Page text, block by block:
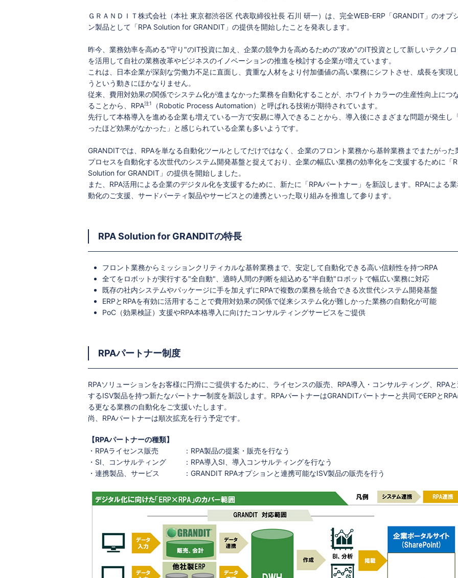
ＧＲＡＮＤＩＴ株式会社（本社 東京都渋谷区 代表取締役社長 石川 研一）は、完全WEB-ERP「GRANDIT」のオプ
ン製品として「RPA Solution for GRANDIT」の提供を開始したことを発表します。
昨今、業務効率を高める"守り"のIT投資に加え、企業の競争力を高めるための"攻め"のIT投資として新しいテクノ
を活用して自社の業務改革やビジネスのイノベーションの推進を検討する企業が増えています。
これは、日本企業が深刻な労働力不足に直面し、貴重な人材をより付加価値の高い業務にシフトさせ、成長を実現
うという動きにほかなりません。
従来、費用対効果の関係でシステム化が進まなかった業務を自動化することが、ホワイトカラーの生産性向上につ
ることから、RPA注1
（Robotic Process Automation）と呼ばれる技術が期待されています。
先行して本格導入を進める企業も増えている一方で安易に導入できることから、導入後にさまざまな問題が発生し
ったほど効果がなかった」と感じられている企業も多いようです。
GRANDITでは、RPAを単なる自動化ツールとしてだけではなく、企業のフロント業務から基幹業務までまたがった
プロセスを自動化する次世代のシステム開発基盤と捉えており、企業の幅広い業務の効率化をご支援するために「
Solution for GRANDIT」の提供を開始しました。
また、RPA活用による企業のデジタル化を支援するために、新たに「RPAパートナー」を新設します。RPAによる
動化のご支援、サードパーティ製品やサービスとの連携といった取り組みを推進して参ります。
RPA Solution for GRANDITの特長
フロント業務からミッションクリティカルな基幹業務まで、安定して自動化できる高い信頼性を持つRPA
全てをロボットが実行する"全自動"、適時人間の判断を組込める"半自動"ロボットで幅広い業務に対応
既存の社内システムやパッケージに手を加えずにRPAで複数の業務を統合できる次世代システム開発基盤
ERPとRPAを有効に活用することで費用対効果の関係で従来システム化が難しかった業務の自動化が可能
PoC（効果検証）支援やRPA本格導入に向けたコンサルティングサービスをご提供
RPAパートナー制度
RPAソリューションをお客様に円滑にご提供するために、ライセンスの販売、RPA導入・コンサルティング、RPA
するISV製品を持つ新たなパートナー制度を新設します。RPAパートナーはGRANDITパートナーと共同でERPと
る更なる業務の自動化をご支援いたします。
尚、RPAパートナーは順次拡充を行う予定です。
【RPAパートナーの種類】
・RPAライセンス販売
：RPA製品の提案・販売を行なう
・SI、コンサルティング
：RPA導入SI、導入コンサルティングを行なう
・連携製品、サービス
：GRANDIT RPAオプションと連携可能なISV製品の販売を行う